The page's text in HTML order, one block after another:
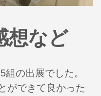
想など
の出展でした。
ができて良かった